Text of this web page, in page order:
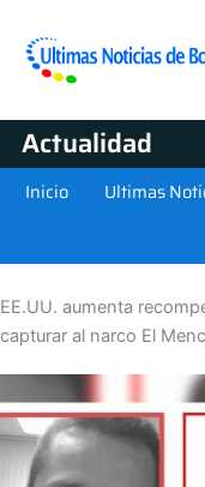
Actualidad
Inicio Ultimas
EE.UU. aumenta
capturar al narco El